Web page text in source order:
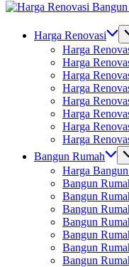
dan
Rumah
Bangun
Rumah
Harga Renovasi
Harga
Harga
Harga
Harga
Harga
Harga
Harga
Harga
Bangun Rumah
Harga
Bangun
Bangun
Bangun
Bangun
Bangun
Bangun
Bangun